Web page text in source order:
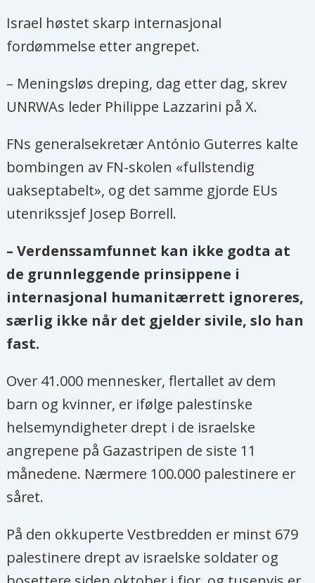
Israel høstet skarp internasjonal
fordømmelse etter angrepet.
– Meningsløs dreping, dag etter dag, skrev
UNRWAs leder Philippe Lazzarini på X.
FNs generalsekretær António Guterres kalte
bombingen av FN-skolen «fullstendig
uakseptabelt», og det samme gjorde EUs
utenrikssjef Josep Borrell.
– Verdenssamfunnet kan ikke godta at
de grunnleggende prinsippene i
internasjonal humanitærrett ignoreres,
særlig ikke når det gjelder sivile, slo han
fast.
Over 41.000 mennesker, flertallet av dem
barn og kvinner, er ifølge palestinske
helsemyndigheter drept i de israelske
angrepene på Gazastripen de siste 11
månedene. Nærmere 100.000 palestinere er
såret.
På den okkuperte Vestbredden er minst 679
palestinere drept av israelske soldater og